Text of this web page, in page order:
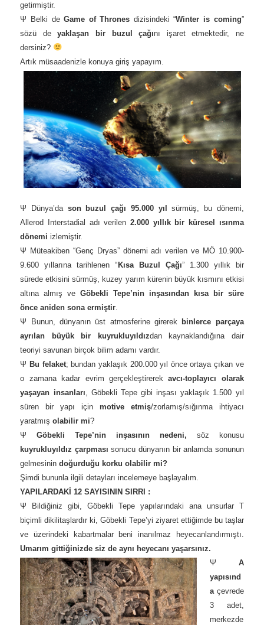
getirmiştir.
Ψ Belki deGame of Thrones dizisindeki “Winter is coming”
sözü deyaklaşan bir buzul çağını işaret etmektedir, ne
dersiniz?
Artık müsaadenizle konuya giriş yapayım.
Ψ Dünya’dason buzul çağı 95.000 yılsürmüş, bu dönemi,
Allerod Interstadial adı verilen 2.000 yıllık bir küresel ısınma
dönemi izlemiştir.
Ψ Müteakiben “Genç Dryas” dönemi adı verilen ve MÖ 10.900-
9.600 yıllarına tarihlenen “ Kısa Buzul Çağı” 1.300 yıllık bir
sürede etkisini sürmüş, kuzey yarım kürenin büyük kısmını etkisi
altına almış veGöbekli Tepe’nin inşasından kısa bir süre
önce aniden sona ermiştir.
Ψ Bunun, dünyanın üst atmosferine girerek binlerce parçaya
ayrılan büyük bir kuyrukluyıldızdan kaynaklandığına dair
teoriyi savunan birçok bilim adamı vardır.
Ψ Bu felaket; bundan yaklaşık 200.000 yıl önce ortaya çıkan ve
o zamana kadar evrim gerçekleştirerekavcı-toplayıcı olarak
yaşayan insanları, Göbekli Tepe gibi inşası yaklaşık 1.500 yıl
süren bir yapı için motive etmiş/zorlamış/sığınma ihtiyacı
yaratmış olabilir mi?
Ψ Göbekli Tepe’nin inşasının nedeni, söz konusu
kuyrukluyıldız çarpması sonucu dünyanın bir anlamda sonunun
gelmesinindoğurduğu korku olabilir mi?
Şimdi bununla ilgili detayları incelemeye başlayalım.
YAPILARDAKİ 12 SAYISININ SIRRI :
Ψ Bildiğiniz gibi, Göbekli Tepe yapılarındaki ana unsurlar T
biçimli dikilitaşlardır ki, Göbekli Tepe’yi ziyaret ettiğimde bu taşlar
ve üzerindeki kabartmalar beni inanılmaz heyecanlandırmıştı.
Umarım gittiğinizde siz de aynı heyecanı yaşarsınız.
Ψ A
yapısınd
açevrede
3 adet,
merkezde